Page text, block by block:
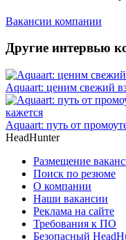
Вакансии компании
Другие интервью
Aquaart: ценим свежий
Aquaart: путь от
HeadHunter
Размещение
Поиск по резюме
О компании
Наши вакансии
Реклама на сайте
Требования к ПО
Безопасный